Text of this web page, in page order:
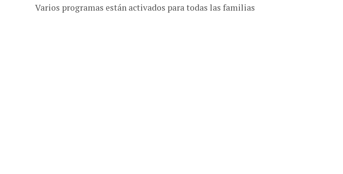
Varios programas están activados para todas las familias